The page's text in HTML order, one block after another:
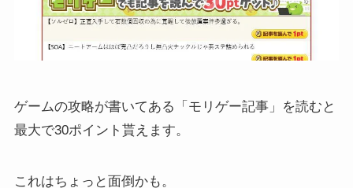
ゲームの攻略が書いてある「モリゲー記事」を読むと
最大で30ポイント貰えます。
これはちょっと面倒かも。